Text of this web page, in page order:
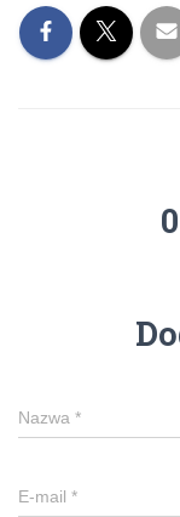
Nazwa *
E-mail *